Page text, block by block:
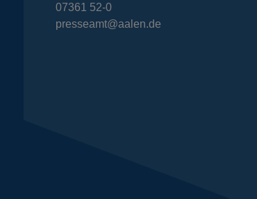
07361 52-0
presseamt@aalen.de